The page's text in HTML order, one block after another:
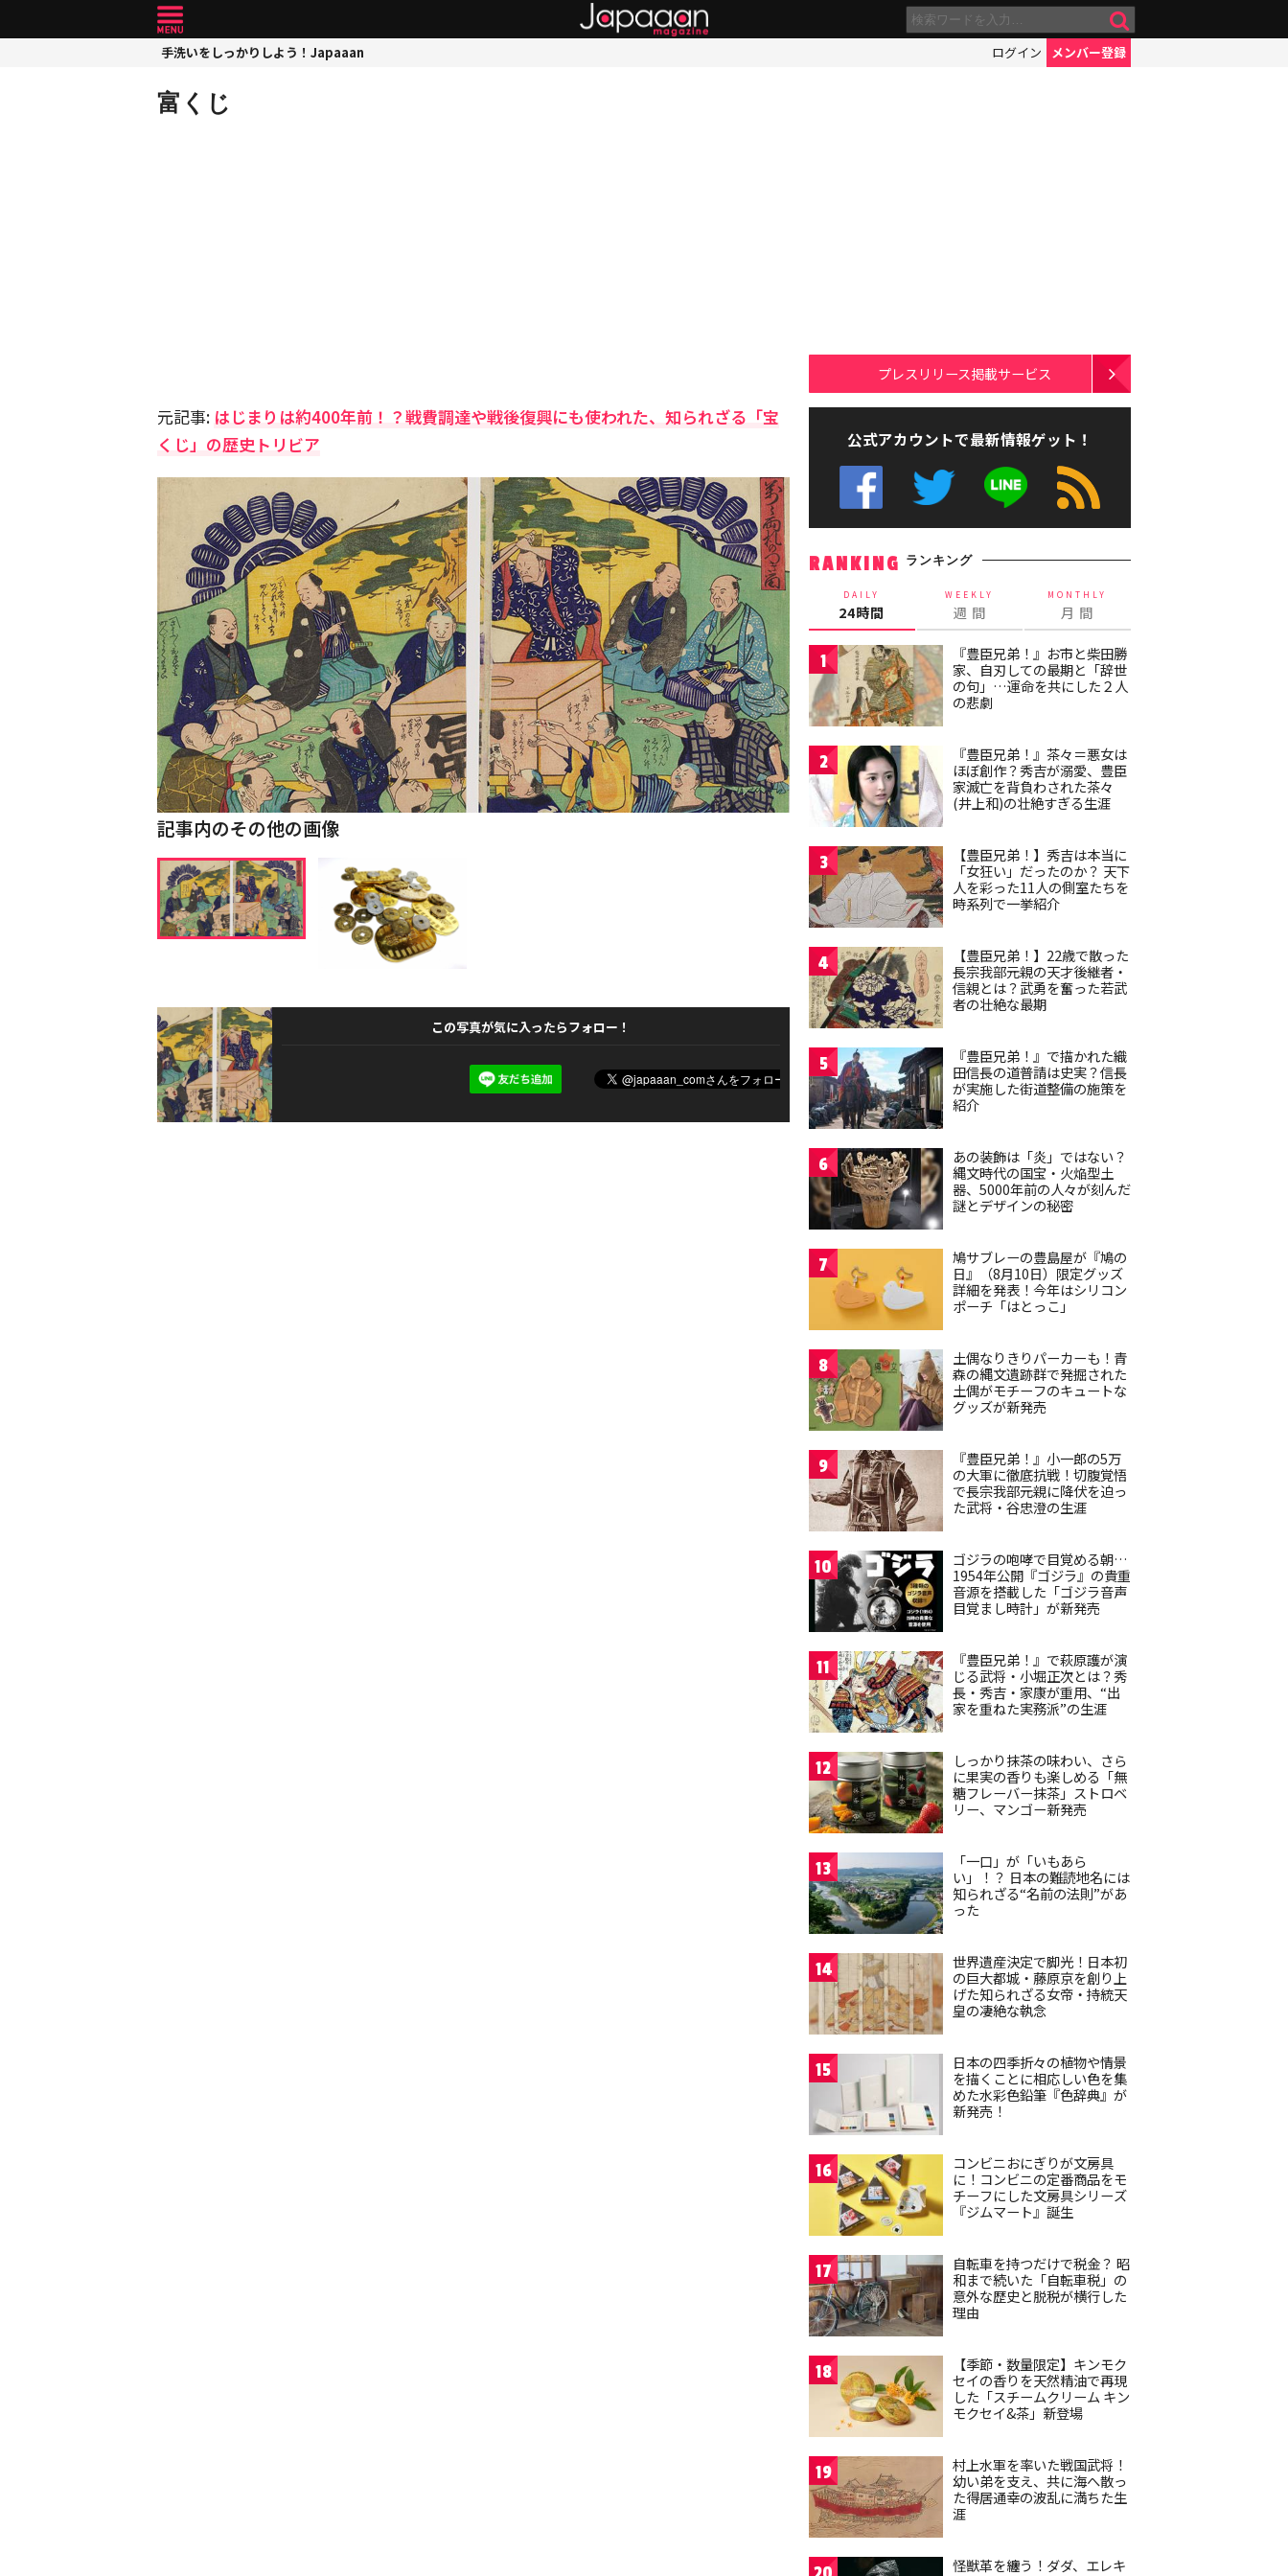
手洗いをしっかりしよう！Japaaan ログイン メンバー登録
富くじ
元記事: はじまりは約400年前！？戦費調達や戦後復興にも使われた、知られざる「宝
くじ」の歴史トリビア
記事内のその他の画像
この写真が気に入ったらフォロー！
プレスリリース掲載サービス
公式アカウントで最新情報ゲット！
RANKING ランキング
DAILY
24時間
WEEKLY
週 間
MONTHLY
月 間
1
『豊臣兄弟！』お市と柴田勝
家、自刃しての最期と「辞世
の句」…運命を共にした２人
の悲劇
2
『豊臣兄弟！』茶々＝悪女は
ほぼ創作？秀吉が溺愛、豊臣
家滅亡を背負わされた茶々
(井上和)の壮絶すぎる生涯
3
【豊臣兄弟！】秀吉は本当に
「女狂い」だったのか？ 天下
人を彩った11人の側室たちを
時系列で一挙紹介
4
【豊臣兄弟！】22歳で散った
長宗我部元親の天才後継者・
信親とは？武勇を奮った若武
者の壮絶な最期
5
『豊臣兄弟！』で描かれた織
田信長の道普請は史実？信長
が実施した街道整備の施策を
紹介
6
あの装飾は「炎」ではない？
縄文時代の国宝・火焔型土
器、5000年前の人々が刻んだ
謎とデザインの秘密
7
鳩サブレーの豊島屋が『鳩の
日』（8月10日）限定グッズ
詳細を発表！今年はシリコン
ポーチ「はとっこ」
8
土偶なりきりパーカーも！青
森の縄文遺跡群で発掘された
土偶がモチーフのキュートな
グッズが新発売
9
『豊臣兄弟！』小一郎の5万
の大軍に徹底抗戦！切腹覚悟
で長宗我部元親に降伏を迫っ
た武将・谷忠澄の生涯
10
ゴジラの咆哮で目覚める朝…
1954年公開『ゴジラ』の貴重
音源を搭載した「ゴジラ音声
目覚まし時計」が新発売
11
『豊臣兄弟！』で萩原護が演
じる武将・小堀正次とは？秀
長・秀吉・家康が重用、“出
家を重ねた実務派”の生涯
12
しっかり抹茶の味わい、さら
に果実の香りも楽しめる「無
糖フレーバー抹茶」ストロベ
リー、マンゴー新発売
13
「一口」が「いもあら
い」！？ 日本の難読地名には
知られざる“名前の法則”があ
った
14
世界遺産決定で脚光！日本初
の巨大都城・藤原京を創り上
げた知られざる女帝・持統天
皇の凄絶な執念
15
日本の四季折々の植物や情景
を描くことに相応しい色を集
めた水彩色鉛筆『色辞典』が
新発売！
16
コンビニおにぎりが文房具
に！コンビニの定番商品をモ
チーフにした文房具シリーズ
『ジムマート』誕生
17
自転車を持つだけで税金？ 昭
和まで続いた「自転車税」の
意外な歴史と脱税が横行した
理由
18
【季節・数量限定】キンモク
セイの香りを天然精油で再現
した「スチームクリーム キン
モクセイ&茶」新登場
19
村上水軍を率いた戦国武将！
幼い弟を支え、共に海へ散っ
た得居通幸の波乱に満ちた生
涯
怪獣革を纏う！ダダ、エレキ